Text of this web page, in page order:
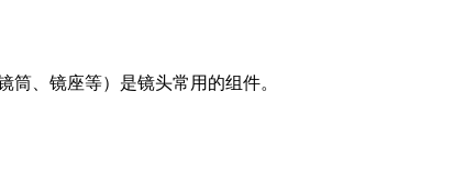
、镜座等）是镜头常用的组件。